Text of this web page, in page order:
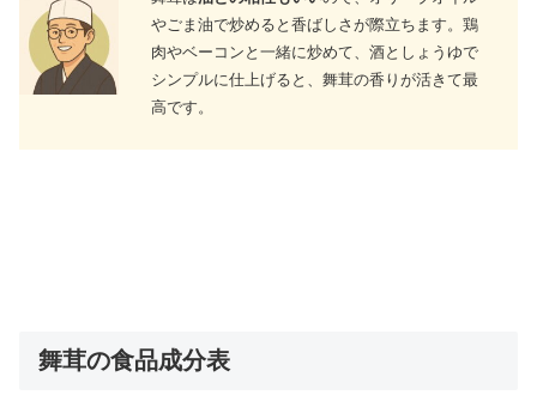
やごま油で炒めると香ばしさが際立ちます。鶏
肉やベーコンと一緒に炒めて、酒としょうゆで
シンプルに仕上げると、舞茸の香りが活きて最
高です。
舞茸の食品成分表